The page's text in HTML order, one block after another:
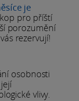
je
pro příští
porozumění
rezervují!
osobnosti
vlivy.